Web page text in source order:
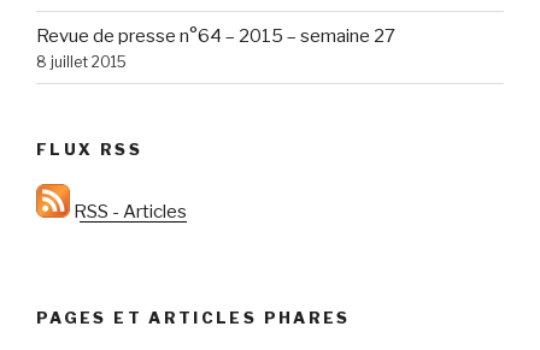
Revue de presse n°64 – 2015 – semaine 27
8 juillet 2015
FLUX RSS
RSS - Articles
PAGES ET ARTICLES PHARES